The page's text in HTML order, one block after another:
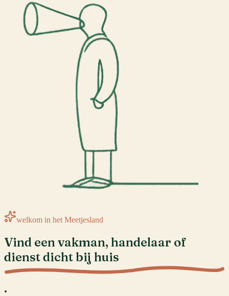
welkom in het Meetjesland
Vind een vakman, handelaar of
dienstdicht bij huis
.